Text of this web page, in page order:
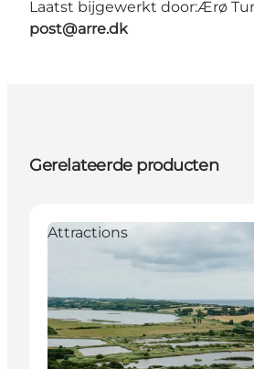
Laatst bijgewerkt door:Ærø
post@arre.dk
Gerelateerde producten
Attractions